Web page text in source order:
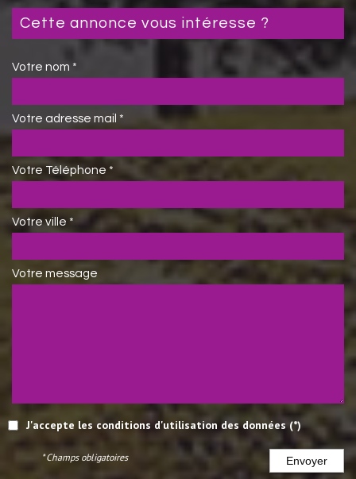
cette annonce vous intéresse ?
Votre nom *
Votre adresse mail *
Votre Téléphone *
Votre ville *
Votre message
J'accepte les conditions d'utilisation des données (*)
Envoyer
* Champs obligatoires